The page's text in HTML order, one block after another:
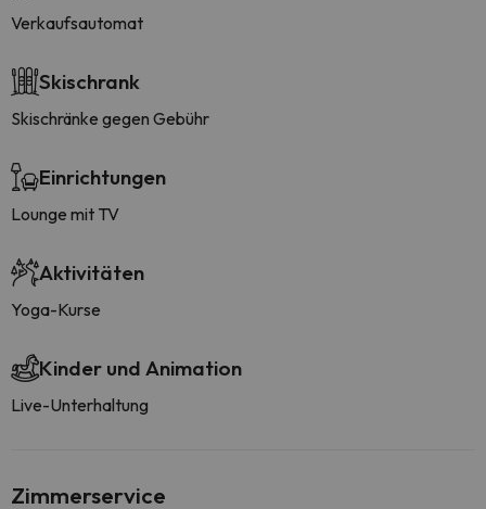
Verkaufsautomat
Skischrank
Skischränke gegen Gebühr
Einrichtungen
Lounge mit TV
Aktivitäten
Yoga-Kurse
Kinder und Animation
Live-Unterhaltung
Zimmerservice